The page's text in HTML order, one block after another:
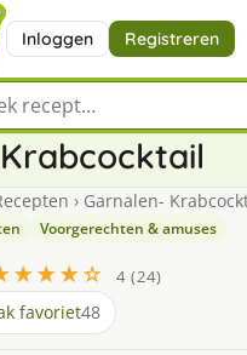
Inloggen Registreren
een recept
› Garnalen-
Voorgerechten & amuses
4 (24)
favoriet48